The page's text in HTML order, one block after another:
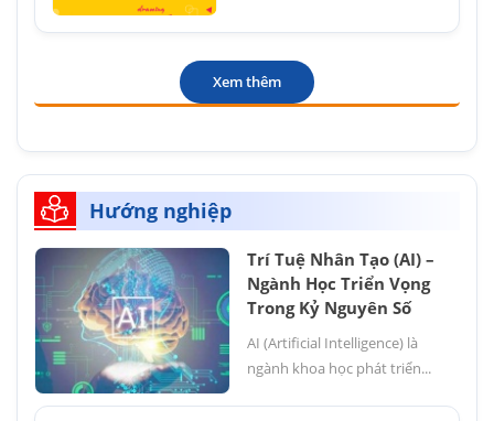
Xem thêm
Hướng nghiệp
Trí Tuệ Nhân Tạo (AI) –
Ngành Học Triển Vọng
Trong Kỷ Nguyên Số
AI (Artificial Intelligence) là
ngành khoa học phát triển...